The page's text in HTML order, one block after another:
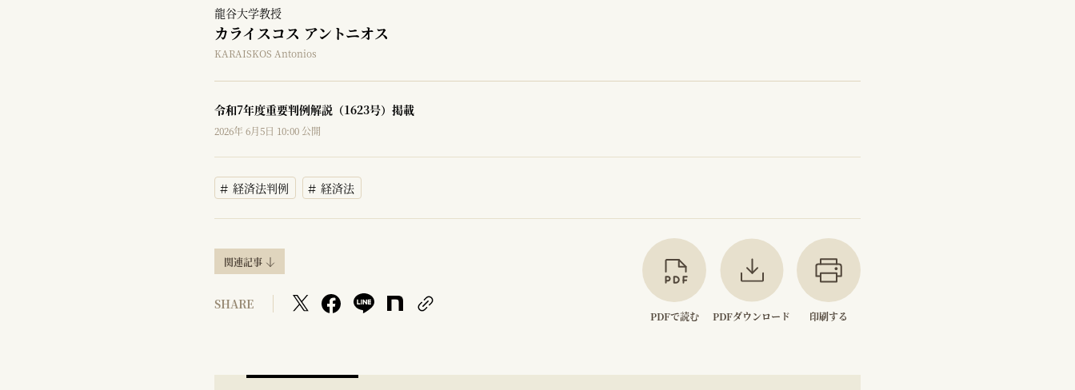
龍谷大学教授
カライスコス アントニオス
KARAISKOS Antonios
令和7年度重要判例解説（1623号）掲載
2026年 6月5日 10:00 公開
経済法判例 経済法
関連記事
SHARE
PDFで読む PDFダウンロード 印刷する